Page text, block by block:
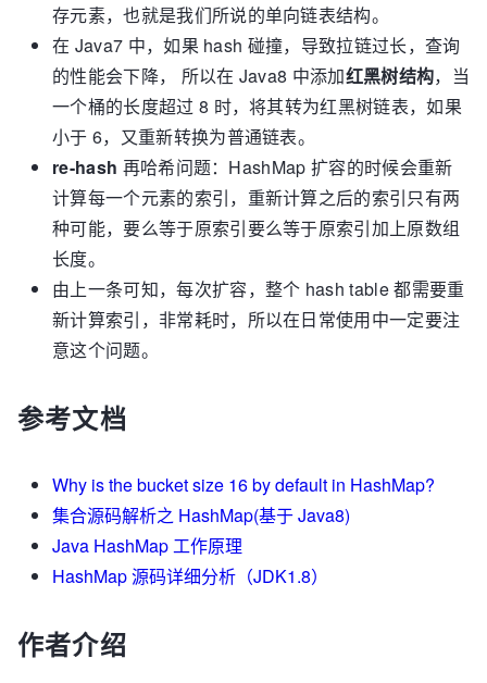
存元素，也就是我们所说的单向链表结构。
在 Java7 中，如果 hash 碰撞，导致拉链过长，查询
的性能会下降， 所以在 Java8 中添加红黑树结构，当
一个桶的长度超过 8 时，将其转为红黑树链表，如果
小于 6，又重新转换为普通链表。
re-hash 再哈希问题：HashMap 扩容的时候会重新
计算每一个元素的索引，重新计算之后的索引只有两
种可能，要么等于原索引要么等于原索引加上原数组
长度。
由上一条可知，每次扩容，整个 hash table 都需要重
新计算索引，非常耗时，所以在日常使用中一定要注
意这个问题。
参考文档
Why is the bucket size 16 by default in HashMap?
集合源码解析之 HashMap(基于 Java8)
Java HashMap 工作原理
HashMap 源码详细分析（JDK1.8）
作者介绍